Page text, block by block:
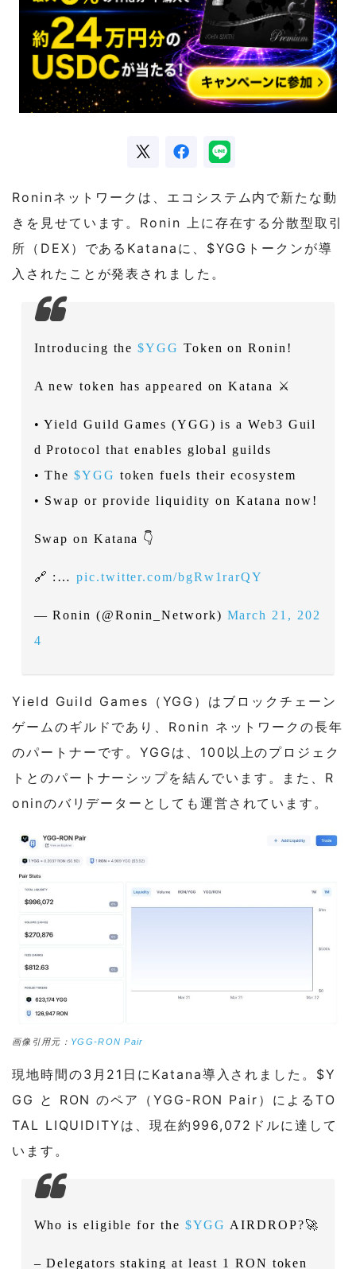
Roninネットワークは、エコシステム内で新たな動
きを見せています。Ronin 上に存在する分散型取引
所（DEX）であるKatanaに、$YGGトークンが導
入されたことが発表されました。
Introducing the$YGG Token on Ronin!
A new token has appeared on Katana ⚔️
• Yield Guild Games (YGG) is a Web3 Guil
d Protocol that enables global guilds
• The$YGG token fuels their ecosystem
• Swap or provide liquidity on Katana now!
Swap on Katana 👇
🔗 :…pic.twitter.com/bgRw1rarQY
— Ronin (@Ronin_Network) March 21, 202
4
Yield Guild Games（YGG）はブロックチェーン
ゲームのギルドであり、Ronin ネットワークの長年
のパートナーです。YGGは、100以上のプロジェク
トとのパートナーシップを結んでいます。また、R
oninのバリデーターとしても運営されています。
画像引用元： YGG-RON Pair
現地時間の3月21日にKatana導入されました。$Y
GG と RON のペア（YGG-RON Pair）によるTO
TAL LIQUIDITYは、現在約996,072ドルに達して
います。
Who is eligible for the $YGG AIRDROP?🚀
– Delegators staking at least 1 RON token